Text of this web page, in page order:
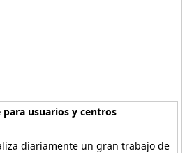
usuarios y centros
diariamente un gran trabajo de